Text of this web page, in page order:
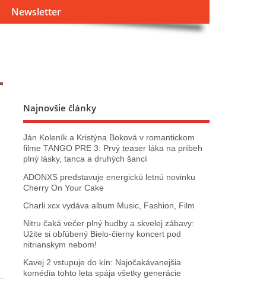
Newsletter
Najnovšie články
Ján Koleník a Kristýna Boková v romantickom
filme TANGO PRE 3: Prvý teaser láka na príbeh
plný lásky, tanca a druhých šancí
ADONXS predstavuje energickú letnú novinku
Cherry On Your Cake
Charli xcx vydáva album Music, Fashion, Film
Nitru čaká večer plný hudby a skvelej zábavy:
Užite si obľúbený Bielo-čierny koncert pod
nitrianskym nebom!
Kavej 2 vstupuje do kín: Najočakávanejšia
komédia tohto leta spája všetky generácie